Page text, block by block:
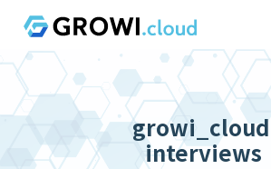
growi_cloud
interviews